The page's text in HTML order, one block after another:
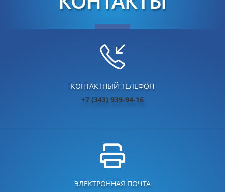
КОНТАКТНЫЙ ТЕЛЕФОН
+7 (343) 939-94-16
ЭЛЕКТРОННАЯ ПОЧТА